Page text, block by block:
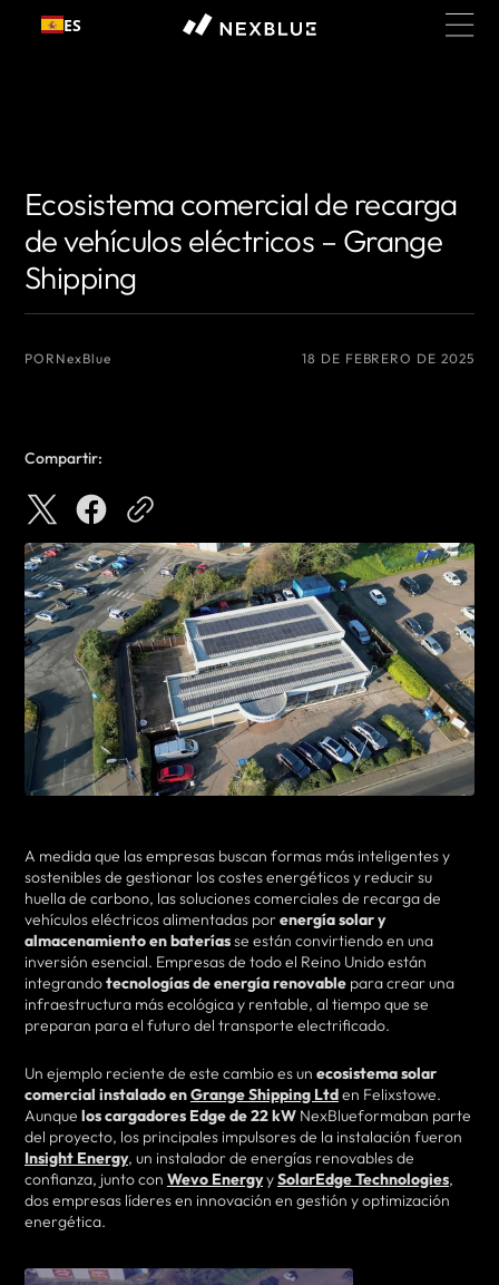
Ir al
contenido
ES
Ecosistema comercial de recarga
de vehículos eléctricos – Grange
Shipping
POR NexBlue 18 DE FEBRERO DE 2025
Compartir:
A medida que las empresas buscan formas más inteligentes y
sostenibles de gestionar los costes energéticos y reducir su
huella de carbono, las soluciones comerciales de recarga de
vehículos eléctricos alimentadas porenergía solar y
almacenamiento en bateríasse están convirtiendo en una
inversión esencial. Empresas de todo el Reino Unido están
integrandotecnologías de energía renovable para crear una
infraestructura más ecológica y rentable, al tiempo que se
preparan para el futuro del transporte electrificado.
Un ejemplo reciente de este cambio es un ecosistema solar
comercial instalado enGrange Shipping Ltden Felixstowe.
Aunque los cargadores Edge de 22 kW NexBlueformaban parte
del proyecto, los principales impulsores de la instalación fueron
Insight Energy, un instalador de energías renovables de
confianza, junto con Wevo EnergyySolarEdge Technologies,
dos empresas líderes en innovación en gestión y optimización
energética.